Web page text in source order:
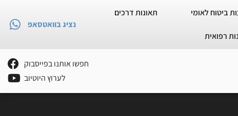
ביטוח לאומי תאונות דרכים
רפואית
נציג בוואטסאפ
חפשו אותנו בפייסבוק
לערוץ היוטיוב